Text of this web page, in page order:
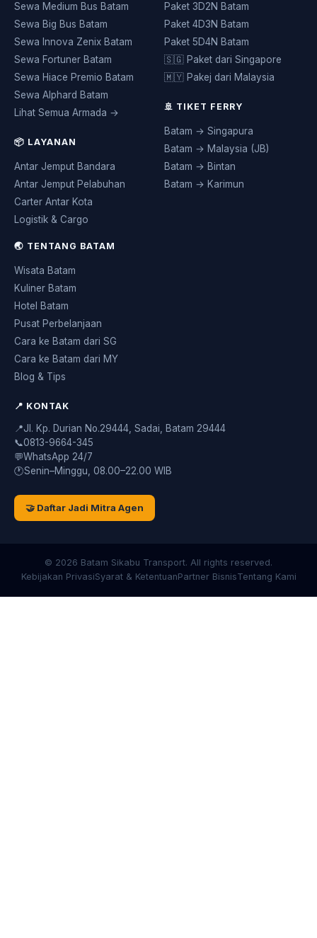
Sewa Medium Bus Batam
Sewa Big Bus Batam
Sewa Innova Zenix Batam
Sewa Fortuner Batam
Sewa Hiace Premio Batam
Sewa Alphard Batam
Lihat Semua Armada →
📦 LAYANAN
Antar Jemput Bandara
Antar Jemput Pelabuhan
Carter Antar Kota
Logistik & Cargo
Paket 3D2N Batam
Paket 4D3N Batam
Paket 5D4N Batam
🇸🇬 Paket dari Singapore
🇲🇾 Pakej dari Malaysia
🚢 TIKET FERRY
Batam → Singapura
Batam → Malaysia (JB)
Batam → Bintan
Batam → Karimun
🌏 TENTANG BATAM
Wisata Batam
Kuliner Batam
Hotel Batam
Pusat Perbelanjaan
Cara ke Batam dari SG
Cara ke Batam dari MY
Blog & Tips
📍 KONTAK
📍Jl. Kp. Durian No.29444, Sadai, Batam 29444
📞0813-9664-345
💬WhatsApp 24/7
🕐Senin–Minggu, 08.00–22.00 WIB
🤝 Daftar Jadi Mitra Agen
© 2026 Batam Sikabu Transport. All rights reserved.
Kebijakan PrivasiSyarat & KetentuanPartner BisnisTentang Kami